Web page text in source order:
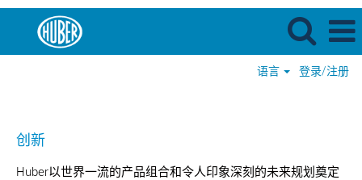
语言 登录/注册
创新
Huber以世界一流的产品组合和令人印象深刻的未来规划奠定